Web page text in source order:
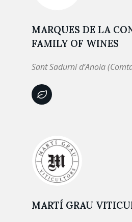
MARQUES DE LA
FAMILY OF WINES
Sant Sadurní d’Anoia
MARTÍ GRAU